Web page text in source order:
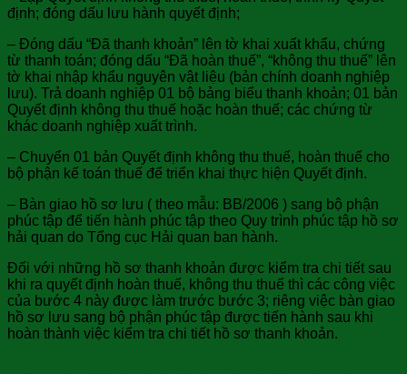
định; đóng dấu lưu hành quyết định;
– Đóng dấu “Đã thanh khoản” lên tờ khai xuất khẩu, chứng
từ thanh toán; đóng dấu “Đã hoàn thuế”, “không thu thuế” lên
tờ khai nhập khẩu nguyên vật liệu (bản chính doanh nghiệp
lưu). Trả doanh nghiệp 01 bộ bảng biểu thanh khoản; 01 bản
Quyết định không thu thuế hoặc hoàn thuế; các chứng từ
khác doanh nghiệp xuất trình.
– Chuyển 01 bản Quyết định không thu thuế, hoàn thuế cho
bộ phận kế toán thuế để triển khai thực hiện Quyết định.
– Bàn giao hồ sơ lưu ( theo mẫu: BB/2006 ) sang bộ phận
phúc tập để tiến hành phúc tập theo Quy trình phúc tập hồ sơ
hải quan do Tổng cục Hải quan ban hành.
Đối với những hồ sơ thanh khoản được kiểm tra chi tiết sau
khi ra quyết định hoàn thuế, không thu thuế thì các công việc
của bước 4 này được làm trước bước 3; riêng việc bàn giao
hồ sơ lưu sang bộ phận phúc tập được tiến hành sau khi
hoàn thành việc kiểm tra chi tiết hồ sơ thanh khoản.